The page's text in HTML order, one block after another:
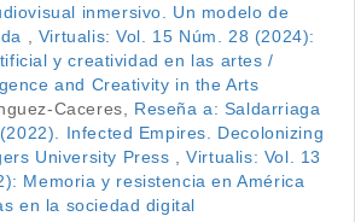
inmersivo. Un modelo de
, Virtualis: Vol. 15 Núm. 28 (2024):
y creatividad en las artes /
and Creativity in the Arts
Caceres, Reseña a: Saldarriaga
Infected Empires. Decolonizing
University Press ,Virtualis: Vol. 13
Memoria y resistencia en América
en la sociedad digital